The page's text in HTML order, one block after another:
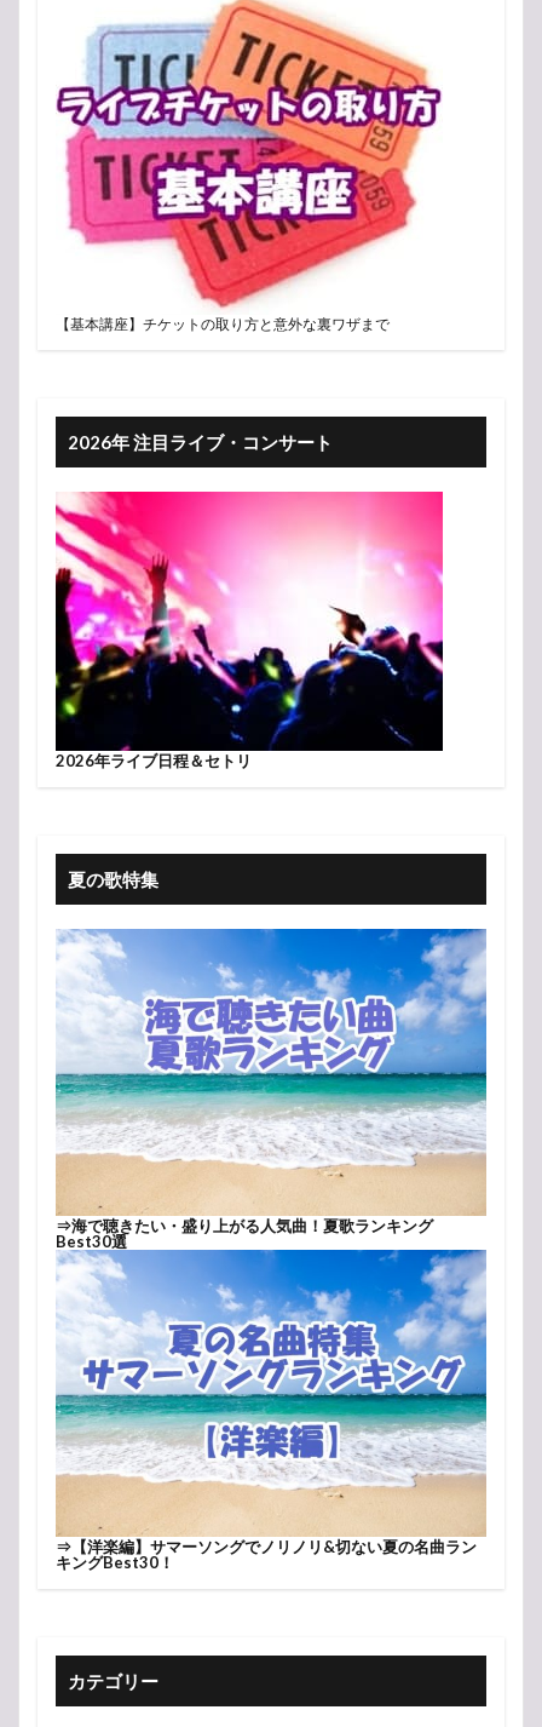
【基本講座】チケットの取り方と意外な裏ワザまで
2026年 注目ライブ・コンサート
2026年ライブ日程＆セトリ
夏の歌特集
⇒海で聴きたい・盛り上がる人気曲！夏歌ランキング
Best30選
⇒ 【洋楽編】サマーソングでノリノリ&切ない夏の名曲ラン
キングBest30！
カテゴリー